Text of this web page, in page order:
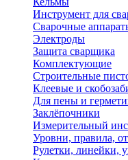
Инструмент для
Сварочные
Электроды
Защита сварщика
Комплектующие
Строительные
Клеевые и
Для пены и
Заклёпочники
Измерительный
Уровни, правила,
Рулетки, линейки,